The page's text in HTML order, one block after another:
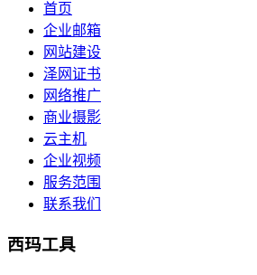
首页
企业邮箱
网站建设
泽网证书
网络推广
商业摄影
云主机
企业视频
服务范围
联系我们
西玛工具